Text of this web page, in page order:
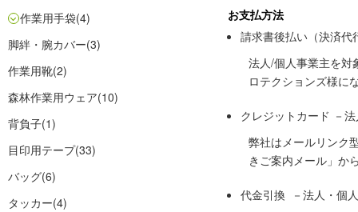
作業用手袋(4)
脚絆・腕カバー(3)
作業用靴(2)
森林作業用ウェア(10)
背負子(1)
目印用テープ(33)
バッグ(6)
タッカー(4)
お支払方法
請求書後払い（決済代
法人/個人事業主を対
ロテクションズ様に
クレジットカード －
弊社はメールリンク
きご案内メール」か
代金引換 －法人・個